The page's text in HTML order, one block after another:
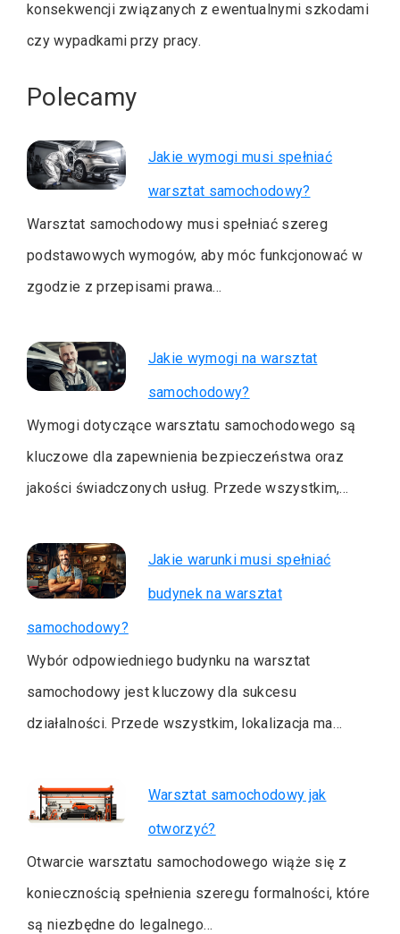
konsekwencji związanych z ewentualnymi szkodami
czy wypadkami przy pracy.
Polecamy
Jakie wymogi musi spełniać
warsztat samochodowy?
Warsztat samochodowy musi spełniać szereg
podstawowych wymogów, aby móc funkcjonować w
zgodzie z przepisami prawa…
Jakie wymogi na warsztat
samochodowy?
Wymogi dotyczące warsztatu samochodowego są
kluczowe dla zapewnienia bezpieczeństwa oraz
jakości świadczonych usług. Przede wszystkim,…
Jakie warunki musi spełniać
budynek na warsztat
samochodowy?
Wybór odpowiedniego budynku na warsztat
samochodowy jest kluczowy dla sukcesu
działalności. Przede wszystkim, lokalizacja ma…
Warsztat samochodowy jak
otworzyć?
Otwarcie warsztatu samochodowego wiąże się z
koniecznością spełnienia szeregu formalności, które
są niezbędne do legalnego…